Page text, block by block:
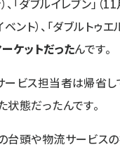
「ダブルイレブン」
ト）、「ダブルトゥ
ケットだったんです。
ビス担当者は帰省
態だったんです。
台頭や物流サービス